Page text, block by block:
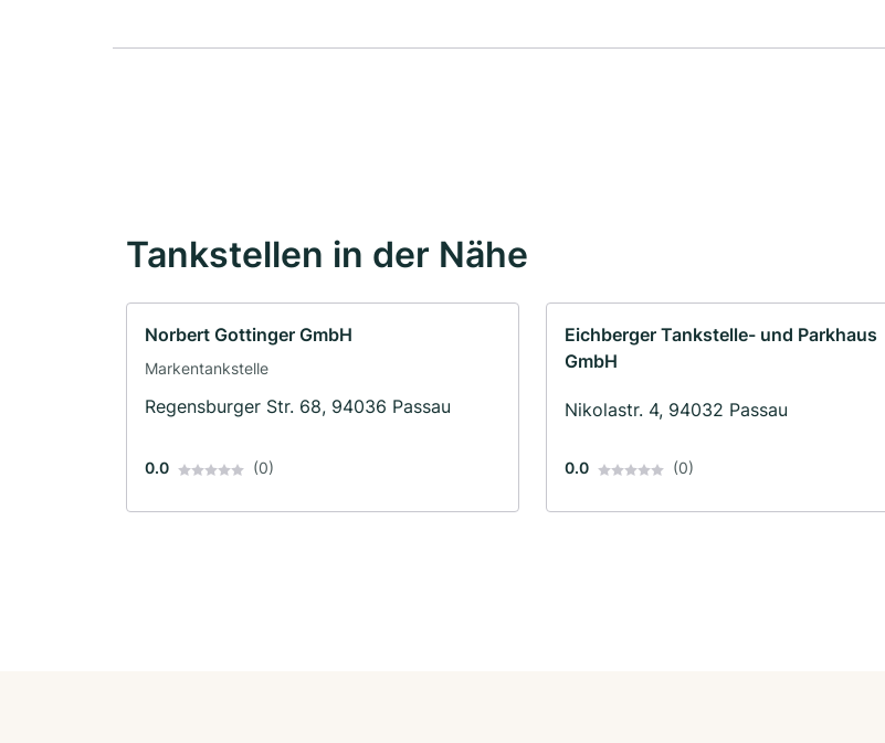
Tankstellen in der Nähe
Norbert Gottinger GmbH
Markentankstelle
Regensburger Str. 68, 94036 Passau
0.0 (0)
Eichberger Tankstelle- und Parkhaus
GmbH
Nikolastr. 4, 94032 Passau
0.0 (0)